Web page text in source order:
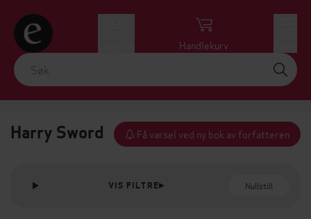
Handlekurv
Harry Sword Få varsel ved ny bok av forfatteren
VIS FILTRE Nullstill